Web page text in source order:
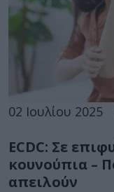
02 Ιουλίου 2025
ECDC: Σε
κουνούπια –
απειλούν